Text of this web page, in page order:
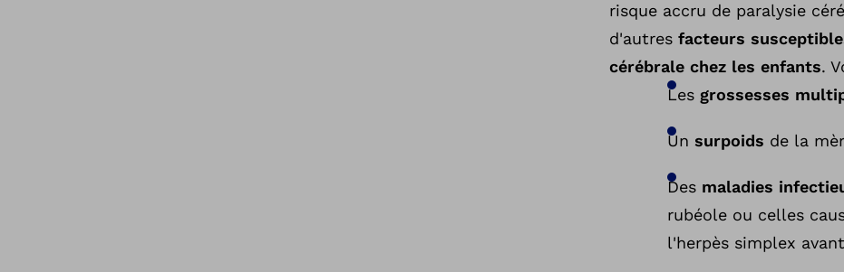
risque accru de paralysie
d'autres facteurs
cérébrale chez les enfants.
Les grossesses
Un surpoids de la
Des maladies
rubéole ou celles
l'herpès simplex